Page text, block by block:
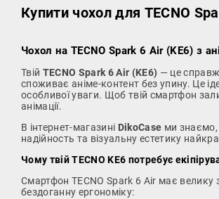
Купити чохол для TECNO
Чохол на TECNO Spark 6 Air (KE6) з
Твій TECNO Spark 6 Air (KE6) — це
споживає аніме-контент без упину. Це
особливої уваги. Щоб твій смартфон
анімації.
В інтернет-магазині DikoCase ми знаємо,
надійность та візуальну естетику
Чому твій TECNO KE6 потребує
Смартфон TECNO Spark 6 Air має велику
бездоганну ергономіку: